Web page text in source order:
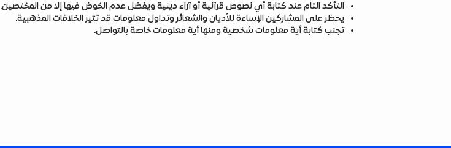
التأكد التام عند كتابة أي نصوص قرآنية أو آراء دينية ويفضل عدم الخوض فيها إلا من المختصين.
يحظر على المشاركين الإساءة للأديان والشعائر وتداول معلومات قد تثير الخلافات المذهبية.
تجنب كتابة أية معلومات شخصية ومنها أية معلومات خاصة بالتواصل.